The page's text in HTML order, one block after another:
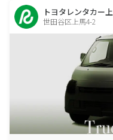
トヨタレンタカー
世田谷区上馬4-2